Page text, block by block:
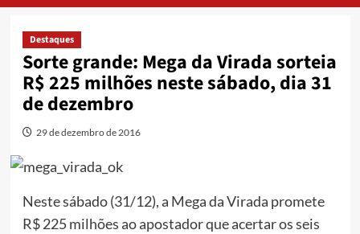
Destaques
Sorte grande: Mega da Virada sorteia
R$ 225 milhões neste sábado, dia 31
de dezembro
29 de dezembro de 2016
Neste sábado (31/12), a Mega da Virada promete
R$ 225 milhões ao apostador que acertar os seis